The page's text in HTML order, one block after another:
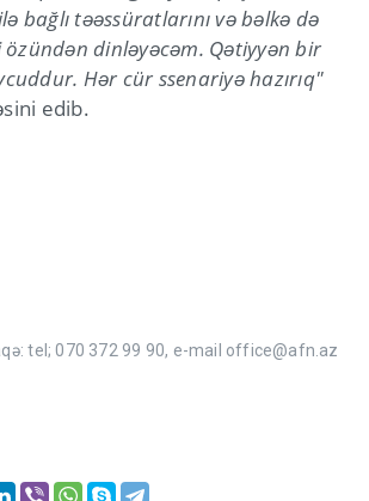
bağlı təəssüratlarını və bəlkə də
dinləyəcəm. Qətiyyən bir
Hər cür ssenariyə hazırıq"
edib.
tel; 070 372 99 90, e-mail office@afn.az